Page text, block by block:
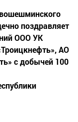
поздравляет
ООО УК
АО
с добычей 100